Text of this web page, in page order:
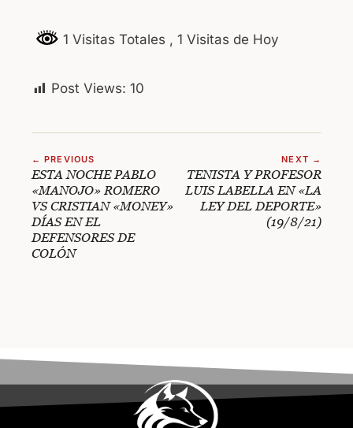
1 Visitas Totales , 1 Visitas de Hoy
Post Views: 10
← PREVIOUS
ESTA NOCHE PABLO
«MANOJO» ROMERO
VS CRISTIAN «MONEY»
DÍAS EN EL
DEFENSORES DE
COLÓN
NEXT →
TENISTA Y PROFESOR
LUIS LABELLA EN «LA
LEY DEL DEPORTE»
(19/8/21)